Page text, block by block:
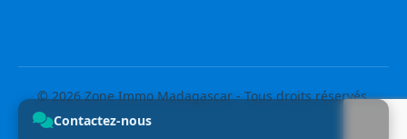
© 2026 Zone Immo Madagascar - Tous droits réservés.
Contactez-nous